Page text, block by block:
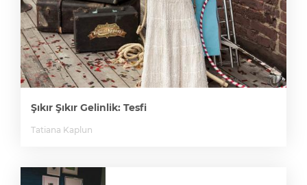
Şıkır Şıkır Gelinlik: Tesfi
Tatiana Kaplun